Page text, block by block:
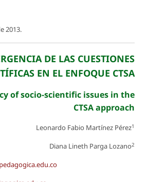
2013.
DE LAS CUESTIONES
EN EL ENFOQUE CTSA
of socio-scientific issues in the
CTSA approach
Leonardo Fabio Martínez Pérez1
Diana Lineth Parga Lozano2